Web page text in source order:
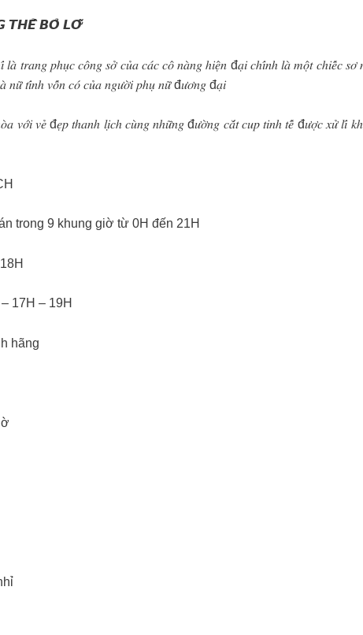
𝙏𝙃𝙀̂̉ 𝘽𝙊̉ 𝙇𝙊̛̃
𝑡𝑟𝑎𝑛𝑔 𝑝ℎ𝑢̣𝑐 𝑐𝑜̂𝑛𝑔 𝑠𝑜̛̉ 𝑐𝑢̉𝑎 𝑐𝑎́𝑐 𝑐𝑜̂ 𝑛𝑎̀𝑛𝑔 ℎ𝑖𝑒̣̂𝑛 đ𝑎̣𝑖 𝑐ℎ𝑖́𝑛ℎ 𝑙𝑎̀ 𝑚𝑜̣̂𝑡 𝑐ℎ𝑖𝑒̂́𝑐
𝑛𝑢̛̃ 𝑡𝑖́𝑛ℎ 𝑣𝑜̂́𝑛 𝑐𝑜́ 𝑐𝑢̉𝑎 𝑛𝑔𝑢̛𝑜̛̀𝑖 𝑝ℎ𝑢̣ 𝑛𝑢̛̃ đ𝑢̛𝑜̛𝑛𝑔 đ𝑎̣𝑖
𝑣𝑒̉ đ𝑒̣𝑝 𝑡ℎ𝑎𝑛ℎ 𝑙𝑖̣𝑐ℎ 𝑐𝑢̀𝑛𝑔 𝑛ℎ𝑢̛̃𝑛𝑔 đ𝑢̛𝑜̛̀𝑛𝑔 𝑐𝑎̆́𝑡 𝑐𝑢𝑝 𝑡𝑖𝑛ℎ 𝑡𝑒̂́ đ𝑢̛𝑜̛̣𝑐 𝑥𝑢̛̉ 𝑙𝑖́
trong 9 khung giờ từ 0H đến 21H
17H – 19H
hãng